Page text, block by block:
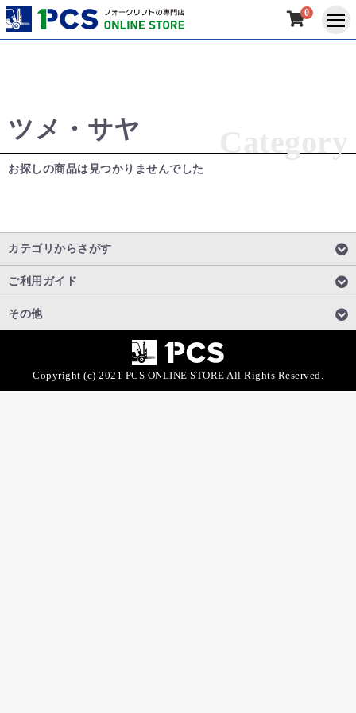
0
ツメ・サヤ
お探しの商品は見つかりませんでした
カテゴリからさがす
ご利用ガイド
その他
Copyright (c) 2021 PCS ONLINE STORE All Rights Reserved.